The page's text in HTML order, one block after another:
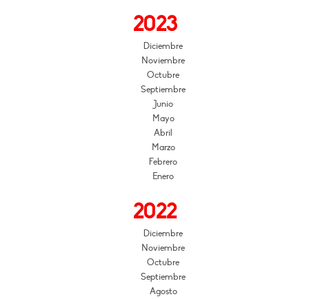
2023
Diciembre
Noviembre
Octubre
Septiembre
Junio
Mayo
Abril
Marzo
Febrero
Enero
2022
Diciembre
Noviembre
Octubre
Septiembre
Agosto